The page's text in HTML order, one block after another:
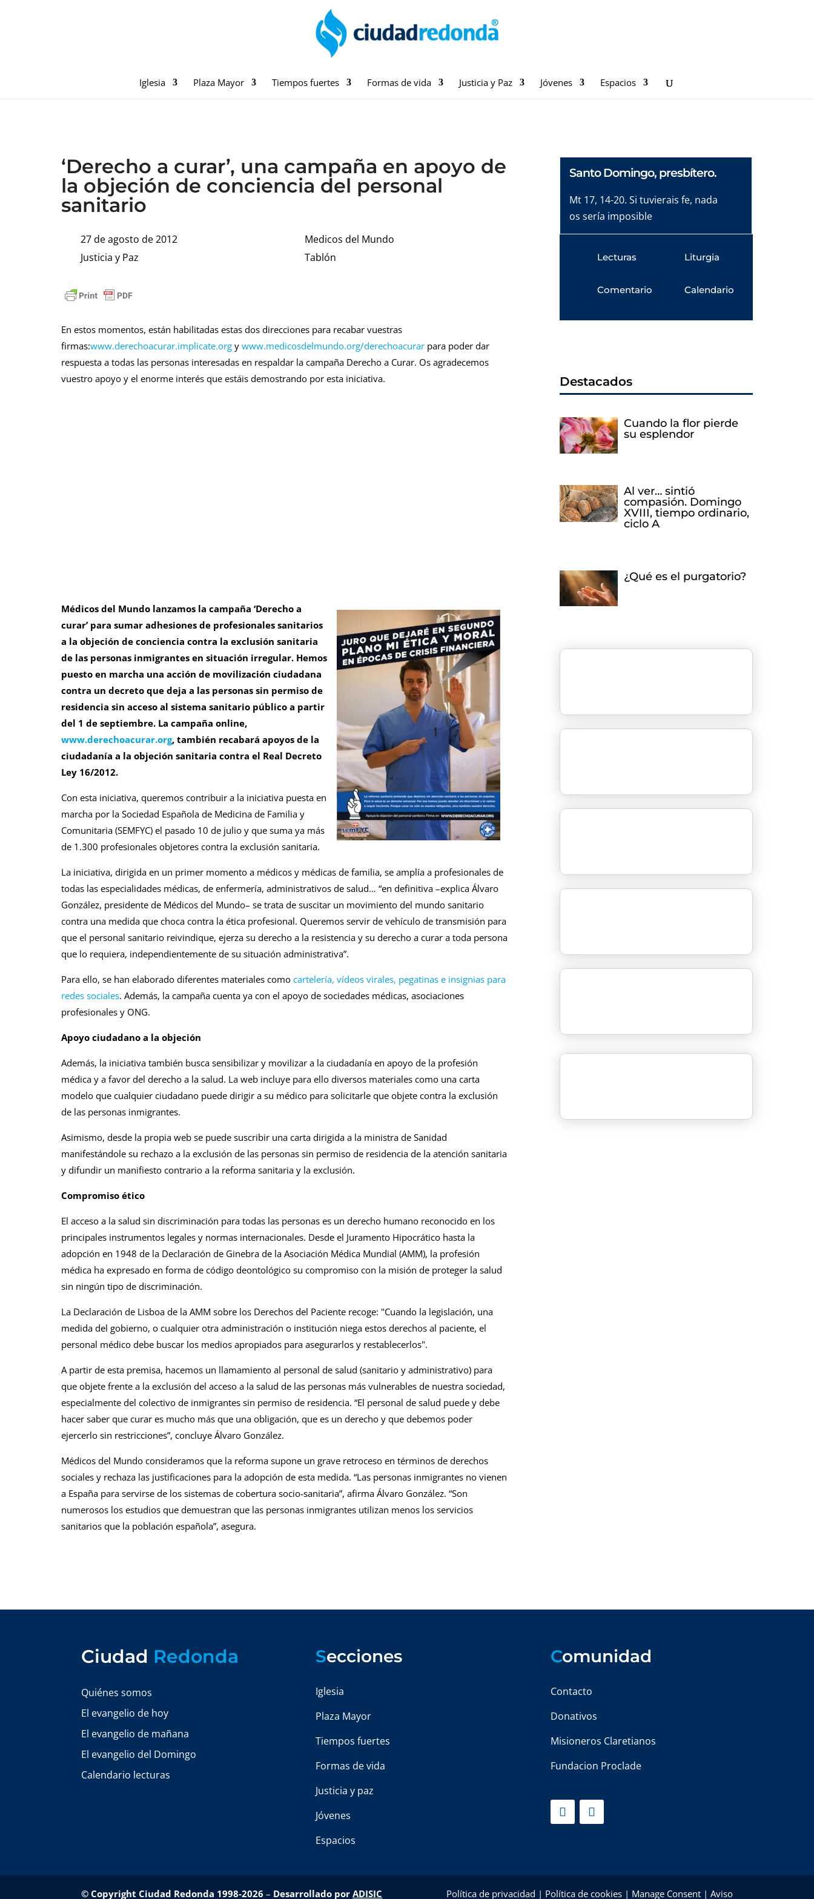
Iglesia Plaza Mayor Tiempos fuertes Formas de vida Justicia y Paz Jóvenes Espacios
‘Derecho a curar’, una campaña en apoyo de
la objeción de conciencia del personal
sanitario
27 de agosto de 2012
Justicia y Paz
Medicos del Mundo
Tablón
En estos momentos, están habilitadas estas dos direcciones para recabar vuestras
firmas:www.derechoacurar.implicate.orgy www.medicosdelmundo.org/derechoacurarpara poder dar
respuesta a todas las personas interesadas en respaldar la campaña Derecho a Curar. Os agradecemos
vuestro apoyo y el enorme interés que estáis demostrando por esta iniciativa.
Médicos del Mundo lanzamos la campaña ‘Derecho a
curar’ para sumar adhesiones de profesionales sanitarios
a la objeción de conciencia contra la exclusión sanitaria
de las personas inmigrantes en situación irregular. Hemos
puesto en marcha una acción de movilización ciudadana
contra un decreto que deja a las personas sin permiso de
residencia sin acceso al sistema sanitario público a partir
del 1 de septiembre. La campaña online,
www.derechoacurar.org, también recabará apoyos de la
ciudadanía a la objeción sanitaria contra el Real Decreto
Ley 16/2012.
Con esta iniciativa, queremos contribuir a la iniciativa puesta en
marcha por la Sociedad Española de Medicina de Familia y
Comunitaria (SEMFYC) el pasado 10 de julio y que suma ya más
de 1.300 profesionales objetores contra la exclusión sanitaria.
La iniciativa, dirigida en un primer momento a médicos y médicas de familia, se amplía a profesionales de
todas las especialidades médicas, de enfermería, administrativos de salud… “en definitiva –explica Álvaro
González, presidente de Médicos del Mundo– se trata de suscitar un movimiento del mundo sanitario
contra una medida que choca contra la ética profesional. Queremos servir de vehículo de transmisión para
que el personal sanitario reivindique, ejerza su derecho a la resistencia y su derecho a curar a toda persona
que lo requiera, independientemente de su situación administrativa”.
Para ello, se han elaborado diferentes materiales como cartelería, vídeos virales, pegatinas e insignias para
redes sociales. Además, la campaña cuenta ya con el apoyo de sociedades médicas, asociaciones
profesionales y ONG.
Apoyo ciudadano a la objeción
Además, la iniciativa también busca sensibilizar y movilizar a la ciudadanía en apoyo de la profesión
médica y a favor del derecho a la salud. La web incluye para ello diversos materiales como una carta
modelo que cualquier ciudadano puede dirigir a su médico para solicitarle que objete contra la exclusión
de las personas inmigrantes.
Asimismo, desde la propia web se puede suscribir una carta dirigida a la ministra de Sanidad
manifestándole su rechazo a la exclusión de las personas sin permiso de residencia de la atención sanitaria
y difundir un manifiesto contrario a la reforma sanitaria y la exclusión.
Compromiso ético
El acceso a la salud sin discriminación para todas las personas es un derecho humano reconocido en los
principales instrumentos legales y normas internacionales. Desde el Juramento Hipocrático hasta la
adopción en 1948 de la Declaración de Ginebra de la Asociación Médica Mundial (AMM), la profesión
médica ha expresado en forma de código deontológico su compromiso con la misión de proteger la salud
sin ningún tipo de discriminación.
La Declaración de Lisboa de la AMM sobre los Derechos del Paciente recoge: "Cuando la legislación, una
medida del gobierno, o cualquier otra administración o institución niega estos derechos al paciente, el
personal médico debe buscar los medios apropiados para asegurarlos y restablecerlos".
A partir de esta premisa, hacemos un llamamiento al personal de salud (sanitario y administrativo) para
que objete frente a la exclusión del acceso a la salud de las personas más vulnerables de nuestra sociedad,
especialmente del colectivo de inmigrantes sin permiso de residencia. “El personal de salud puede y debe
hacer saber que curar es mucho más que una obligación, que es un derecho y que debemos poder
ejercerlo sin restricciones”, concluye Álvaro González.
Médicos del Mundo consideramos que la reforma supone un grave retroceso en términos de derechos
sociales y rechaza las justificaciones para la adopción de esta medida. “Las personas inmigrantes no vienen
a España para servirse de los sistemas de cobertura socio-sanitaria”, afirma Álvaro González. “Son
numerosos los estudios que demuestran que las personas inmigrantes utilizan menos los servicios
sanitarios que la población española”, asegura.
Santo Domingo, presbítero.
Mt 17, 14-20. Si tuvierais fe, nada
os sería imposible
Lecturas
Comentario
Liturgia
Calendario
Destacados
Cuando la flor pierde
su esplendor
Al ver… sintió
compasión. Domingo
XVIII, tiempo ordinario,
ciclo A
¿Qué es el purgatorio?
Ciudad Redonda
Quiénes somos
El evangelio de hoy
El evangelio de mañana
El evangelio del Domingo
Calendario lecturas
Secciones
Iglesia
Plaza Mayor
Tiempos fuertes
Formas de vida
Justicia y paz
Jóvenes
Espacios
Comunidad
Contacto
Donativos
Misioneros Claretianos
Fundacion Proclade
© Copyright Ciudad Redonda 1998-2026 – Desarrollado porADISIC Política de privacidad | Política de cookies| Manage Consent| Aviso